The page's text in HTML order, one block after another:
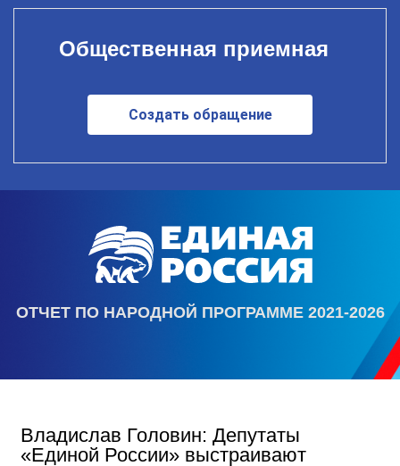
Общественная приемная
Создать обращение
ОТЧЕТ ПО НАРОДНОЙ ПРОГРАММЕ 2021-2026
Владислав Головин: Депутаты
«Единой России» выстраивают